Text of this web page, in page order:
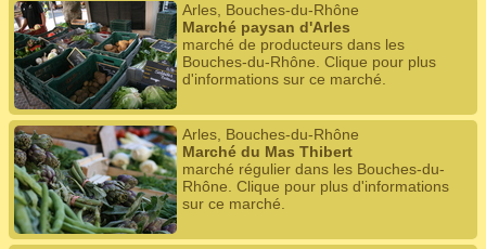
Arles, Bouches-du-Rhône
Marché paysan d'Arles
marché de producteurs dans les
Bouches-du-Rhône. Clique pour plus
d'informations sur ce marché.
Arles, Bouches-du-Rhône
Marché du Mas Thibert
marché régulier dans les Bouches-du-
Rhône. Clique pour plus d'informations
sur ce marché.